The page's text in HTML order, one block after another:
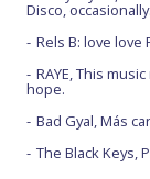
Disco, occasionally.
Rels B: love love
RAYE, This
hope.
Bad Gyal, Más
The Black Keys,